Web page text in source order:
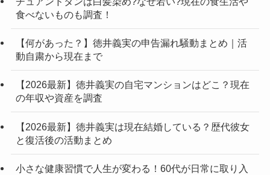
食べないものも調査！
【何があった？】徳井義実の申告漏れ騒動まとめ｜活
動自粛から現在まで
【2026最新】徳井義実の自宅マンションはどこ？現在
の年収や資産を調査
【2026最新】徳井義実は現在結婚している？歴代彼女
と復活後の活動まとめ
小さな健康習慣で人生が変わる！60代が日常に取り入